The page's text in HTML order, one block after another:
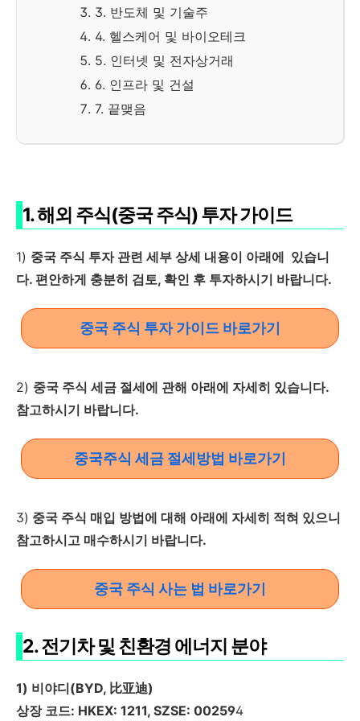
3. 반도체 및 기술주
4. 헬스케어 및 바이오테크
5. 인터넷 및 전자상거래
6. 인프라 및 건설
7. 끝맺음
1. 해외 주식(중국 주식) 투자 가이드
1) 중국 주식 투자 관련 세부 상세 내용이 아래에 있습니
다. 편안하게 충분히 검토, 확인 후 투자하시기 바랍니다.
중국 주식 투자 가이드 바로가기
2) 중국 주식 세금 절세에 관해 아래에 자세히 있습니다.
참고하시기 바랍니다.
중국주식 세금 절세방법 바로가기
3) 중국 주식 매입 방법에 대해 아래에 자세히 적혀 있으니
참고하시고 매수하시기 바랍니다.
중국 주식 사는 법 바로가기
2. 전기차 및 친환경 에너지 분야
1) 비야디(BYD, 比亚迪)
상장 코드: HKEX: 1211, SZSE: 002594